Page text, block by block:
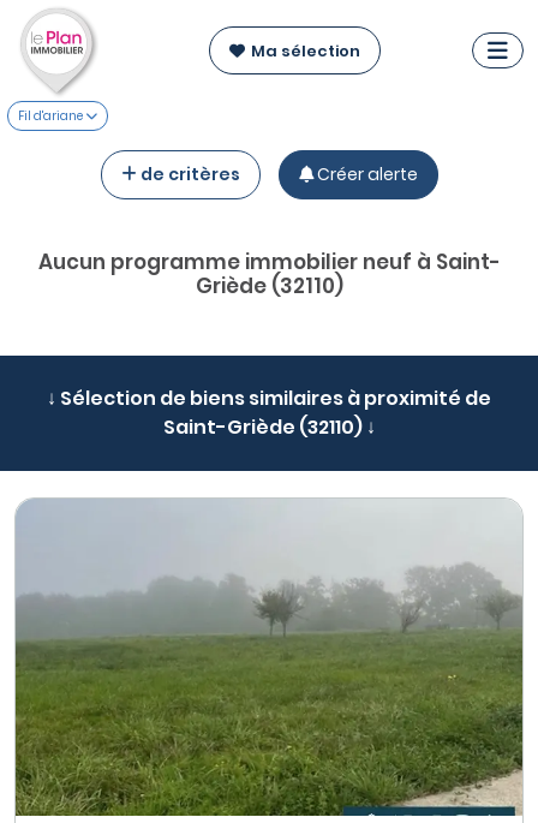
Ma sélection
Fil d'ariane
de critères Créer alerte
Aucun programme immobilier neuf à Saint-
Griède (32110)
↓ Sélection de biens similaires à proximité de
Saint-Griède (32110) ↓